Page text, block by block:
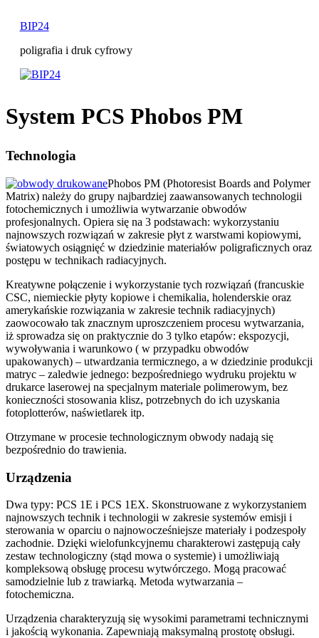
BIP24
poligrafia i druk cyfrowy
System PCS Phobos PM
Technologia
Phobos PM (Photoresist Boards and Polymer
Matrix) należy do grupy najbardziej zaawansowanych technologii
fotochemicznych i umożliwia wytwarzanie obwodów
profesjonalnych. Opiera się na 3 podstawach: wykorzystaniu
najnowszych rozwiązań w zakresie płyt z warstwami kopiowymi,
światowych osiągnięć w dziedzinie materiałów poligraficznych oraz
postępu w technikach radiacyjnych.
Kreatywne połączenie i wykorzystanie tych rozwiązań (francuskie
CSC, niemieckie płyty kopiowe i chemikalia, holenderskie oraz
amerykańskie rozwiązania w zakresie technik radiacyjnych)
zaowocowało tak znacznym uproszczeniem procesu wytwarzania,
iż sprowadza się on praktycznie do 3 tylko etapów: ekspozycji,
wywoływania i warunkowo ( w przypadku obwodów
upakowanych) – utwardzania termicznego, a w dziedzinie produkcji
matryc – zaledwie jednego: bezpośredniego wydruku projektu w
drukarce laserowej na specjalnym materiale polimerowym, bez
konieczności stosowania klisz, potrzebnych do ich uzyskania
fotoplotterów, naświetlarek itp.
Otrzymane w procesie technologicznym obwody nadają się
bezpośrednio do trawienia.
Urządzenia
Dwa typy: PCS 1E i PCS 1EX. Skonstruowane z wykorzystaniem
najnowszych technik i technologii w zakresie systemów emisji i
sterowania w oparciu o najnowocześniejsze materiały i podzespoły
zachodnie. Dzięki wielofunkcyjnemu charakterowi zastępują cały
zestaw technologiczny (stąd mowa o systemie) i umożliwiają
kompleksową obsługę procesu wytwórczego. Mogą pracować
samodzielnie lub z trawiarką. Metoda wytwarzania –
fotochemiczna.
Urządzenia charakteryzują się wysokimi parametrami technicznymi
i jakością wykonania. Zapewniają maksymalną prostotę obsługi.